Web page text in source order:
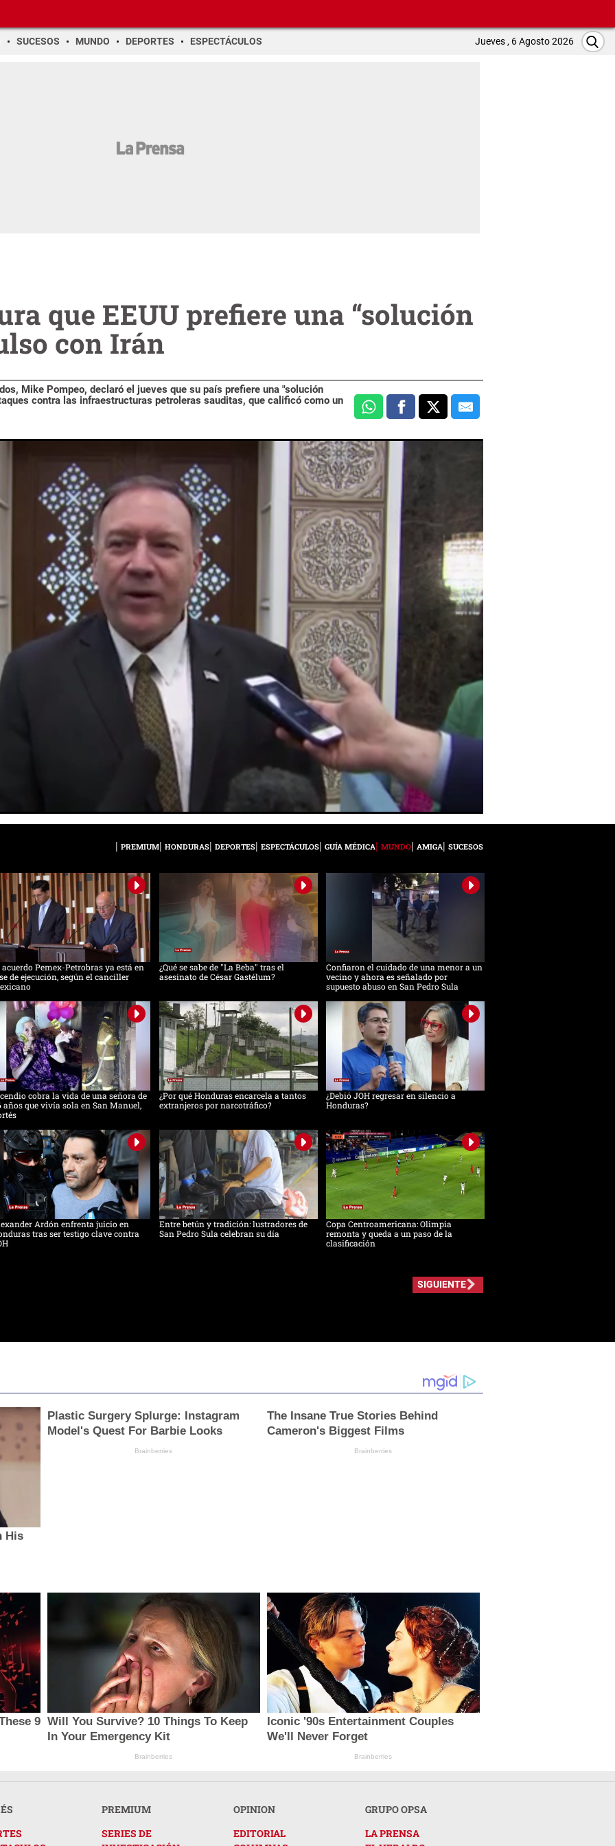
SUCESOS MUNDO DEPORTES ESPECTÁCULOS Jueves , 6 Agosto 2026
que EEUU prefiere una “solución
con Irán
Mike Pompeo, declaró el jueves que su país prefiere una "solución
contra las infraestructuras petroleras sauditas, que calificó como un
PREMIUM HONDURAS DEPORTES ESPECTÁCULOS GUÍA MÉDICA MUNDO AMIGA SUCESOS
acuerdo Pemex-Petrobras ya está en
de ejecución, según el canciller
¿Qué se sabe de "La Beba" tras el
asesinato de César Gastélum?
Confiaron el cuidado de una menor a un
vecino y ahora es señalado por
supuesto abuso en San Pedro Sula
cobra la vida de una señora de
años que vivía sola en San Manuel,
¿Por qué Honduras encarcela a tantos
extranjeros por narcotráfico?
¿Debió JOH regresar en silencio a
Honduras?
Ardón enfrenta juicio en
tras ser testigo clave contra
Entre betún y tradición: lustradores de
San Pedro Sula celebran su día
Copa Centroamericana: Olimpia
remonta y queda a un paso de la
clasificación
SIGUIENTE
His
Plastic Surgery Splurge: Instagram
Model's Quest For Barbie Looks
Brainberries
The Insane True Stories Behind
Cameron's Biggest Films
Brainberries
9 Will You Survive? 10 Things To Keep
In Your Emergency Kit
Brainberries
Iconic '90s Entertainment Couples
We'll Never Forget
Brainberries
PREMIUM
SERIES DE
OPINION
EDITORIAL
GRUPO OPSA
LA PRENSA